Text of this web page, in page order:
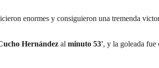
enormes y consiguieron una tremenda
Hernández al minuto 53', y la goleada fue